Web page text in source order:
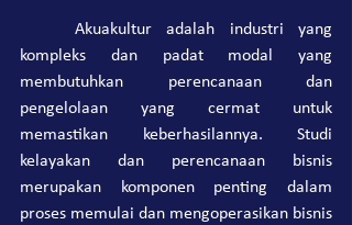
kompleks dan padat modal yang
membutuhkan perencanaan dan
pengelolaan yang cermat untuk
memastikan keberhasilannya. Studi
kelayakan dan perencanaan bisnis
merupakan komponen penting dalam
proses memulai dan mengoperasikan bisnis